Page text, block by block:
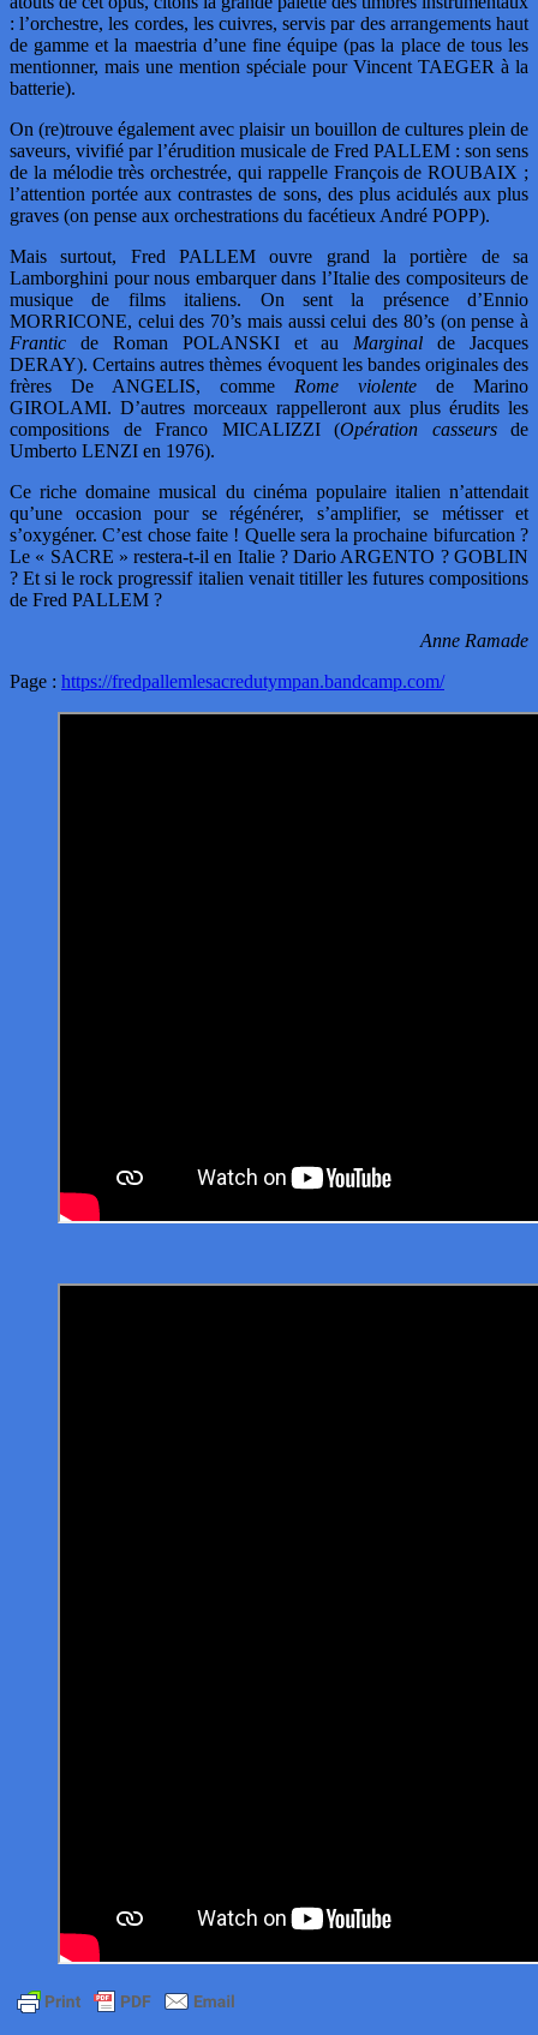
: l’orchestre, les cordes, les cuivres, servis par des arrangements haut
de gamme et la maestria d’une fine équipe (pas la place de tous les
mentionner, mais une mention spéciale pour Vincent TAEGER à la
batterie).
On (re)trouve également avec plaisir un bouillon de cultures plein de
saveurs, vivifié par l’érudition musicale de Fred PALLEM : son sens
de la mélodie très orchestrée, qui rappelle François de ROUBAIX ;
l’attention portée aux contrastes de sons, des plus acidulés aux plus
graves (on pense aux orchestrations du facétieux André POPP).
Mais surtout, Fred PALLEM ouvre grand la portière de sa
Lamborghini pour nous embarquer dans l’Italie des compositeurs de
musique de films italiens. On sent la présence d’Ennio
MORRICONE, celui des 70’s mais aussi celui des 80’s (on pense à
Frantic de Roman POLANSKI et au Marginal de Jacques
DERAY). Certains autres thèmes évoquent les bandes originales des
frères De ANGELIS, comme Rome violente de Marino
GIROLAMI. D’autres morceaux rappelleront aux plus érudits les
compositions de Franco MICALIZZI (Opération casseursde
Umberto LENZI en 1976).
Ce riche domaine musical du cinéma populaire italien n’attendait
qu’une occasion pour se régénérer, s’amplifier, se métisser et
s’oxygéner. C’est chose faite ! Quelle sera la prochaine bifurcation ?
Le « SACRE » restera-t-il en Italie ? Dario ARGENTO ? GOBLIN
? Et si le rock progressif italien venait titiller les futures compositions
de Fred PALLEM ?
Anne Ramade
Page : https://fredpallemlesacredutympan.bandcamp.com/